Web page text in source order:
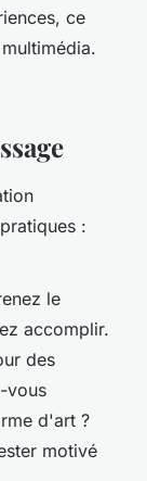
ce
:
le
accomplir.
des
vous
d'art ?
motivé